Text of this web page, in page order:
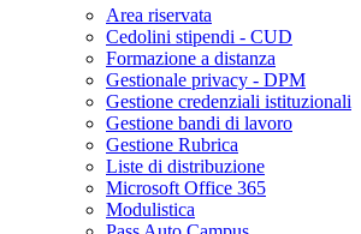
Area riservata
Cedolini stipendi - CUD
Formazione a distanza
Gestionale privacy - DPM
Gestione credenziali istituzionali
Gestione bandi di lavoro
Gestione Rubrica
Liste di distribuzione
Microsoft Office 365
Modulistica